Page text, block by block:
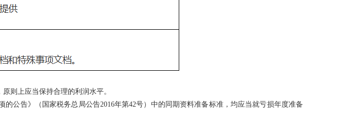
则上应当保持合理的利润水平。
告》（国家税务总局公告2016年第42号）中的同期资料准备标准，均应当就亏损年度准备